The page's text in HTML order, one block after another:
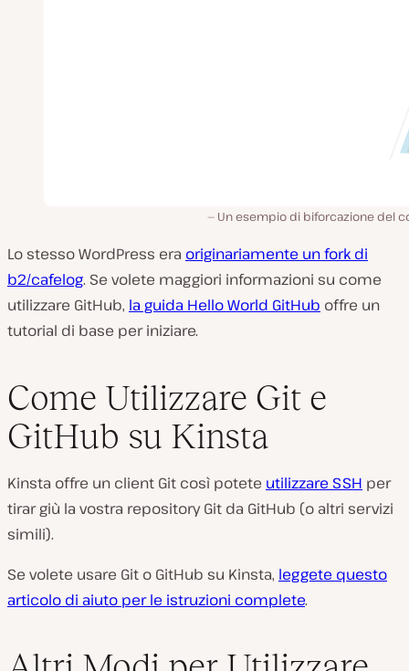
Un esempio di biforcazione del
Lo stesso WordPress era originariamente un fork di
b2/cafelog. Se volete maggiori informazioni su come
utilizzare GitHub, la guida Hello World GitHub offre un
tutorial di base per iniziare.
Come Utilizzare Git e
GitHub su Kinsta
Kinsta offre un client Git così potete utilizzare SSH per
tirar giù la vostra repository Git da GitHub (o altri servizi
simili).
Se volete usare Git o GitHub su Kinsta, leggete questo
articolo di aiuto per le istruzioni complete.